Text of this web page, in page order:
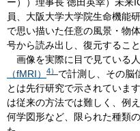
員、大阪大学大学院生命機能
で思い描いた任意の風景・物
号から読み出し、復元するこ
画像を実際に目で見ている
（fMRI）
4） で計測し、その脳
とは先行研究で示されていま
は従来の方法では難しく、例
何学図形など、限られた種類